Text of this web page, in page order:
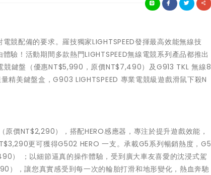
競配備的要求。羅技獨家LIGHTSPEED發揮最高效能無線技
驗！活動期間多款熱門LIGHTSPEED無線電競系列產品都推出
競鍵盤（優惠NT$5,990，原價NT$7,490）及G913 TKL 無線8
美鍵盤盒，G903 LIGHTSPEED 專業電競級遊戲滑鼠下殺N
價NT$2,290），搭配HERO感應器，專注於提升遊戲效能，
更可獲得G502 HERO 一支。承載G5系列暢銷熱度，G5
） ；以細節逼真的操作體驗，受到廣大車友喜愛的沈浸式駕
），讓您真實感受到每一次的輪胎打滑和地形變化，熱血奔馳